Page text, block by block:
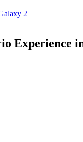
2
Experience